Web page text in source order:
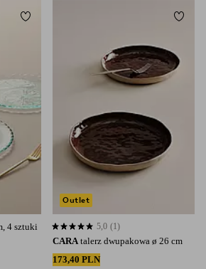
4 sztuki
Dodaj do ulubionych
CARA talerz dwupakowa ø 26 cm
173,40 PLN
5,0 opierając się na 1 ocenach
5,0 (1)
Outlet